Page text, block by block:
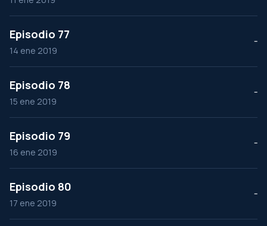
Episodio 77
14 ene 2019
--
Episodio 78
15 ene 2019
--
Episodio 79
16 ene 2019
--
Episodio 80
17 ene 2019
--